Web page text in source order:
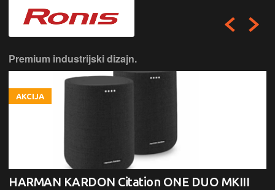
Premium industrijski dizajn.
AKCIJA
HARMAN KARDON Citation ONE DUO MKIII